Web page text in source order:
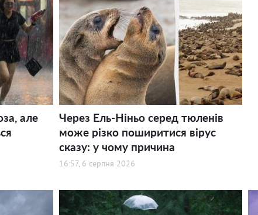
але
Через Ель-Ніньо серед тюленів
може різко поширитися вірус
сказу: у чому причина
16:57, 6 серпня 2026